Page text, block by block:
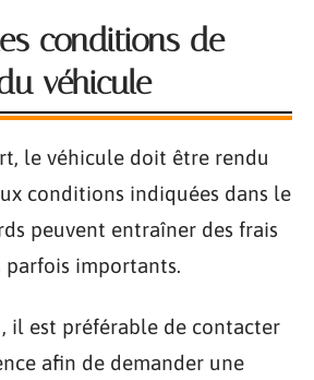
conditions de
véhicule
le véhicule doit être rendu
conditions indiquées dans le
peuvent entraîner des frais
parfois importants.
il est préférable de contacter
afin de demander une